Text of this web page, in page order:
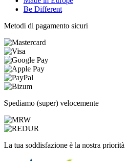
Be Different
Metodi di pagamento sicuri
Spediamo (super) velocemente
La tua soddisfazione è la nostra priorità